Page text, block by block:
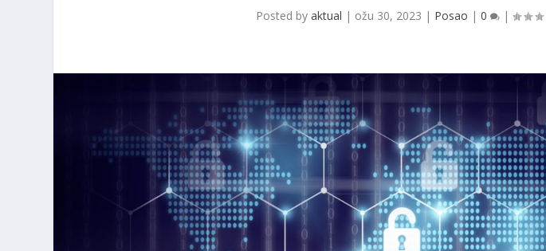
Posted by aktual | ožu 30, 2023 | Posao | 0 |